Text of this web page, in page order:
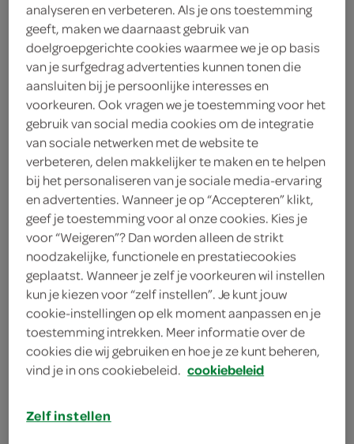
g'woon sportdrink
hypertone
g'woon
0.
85
500 Milliliter
Let op: aanbiedingen zijn niet zichtbaar bij de
producten, maar worden wél automatisch
verwerkt in de winkelmand.
analyseren en verbeteren. Als je ons toestemming
geeft, maken we daarnaast gebruik van
doelgroepgerichte cookies waarmee we je op basis
van je surfgedrag advertenties kunnen tonen die
aansluiten bij je persoonlijke interesses en
voorkeuren. Ook vragen we je toestemming voor het
gebruik van social media cookies om de integratie
van sociale netwerken met de website te
verbeteren, delen makkelijker te maken en te helpen
bij het personaliseren van je sociale media-ervaring
en advertenties. Wanneer je op “Accepteren” klikt,
geef je toestemming voor al onze cookies. Kies je
voor “Weigeren”? Dan worden alleen de strikt
noodzakelijke, functionele en prestatiecookies
geplaatst. Wanneer je zelf je voorkeuren wil instellen
kun je kiezen voor “zelf instellen”. Je kunt jouw
cookie-instellingen op elk moment aanpassen en je
toestemming intrekken. Meer informatie over de
cookies die wij gebruiken en hoe je ze kunt beheren,
vind je in ons cookiebeleid. cookiebeleid
Zelf instellen